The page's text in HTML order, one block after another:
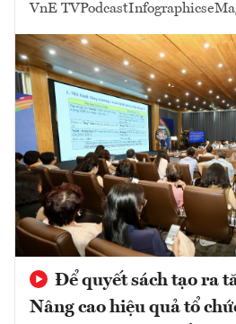
VnE TVPodcastInfographics
Để quyết sách tạo ra
Nâng cao hiệu quả tổ